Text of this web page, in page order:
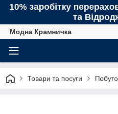
10% заробітку
та
Модна Крамничка
Товари та посуги